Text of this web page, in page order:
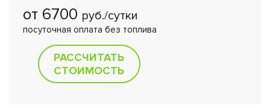
от 6700 руб./сутки
посуточная оплата без топлива
РАССЧИТАТЬ
СТОИМОСТЬ